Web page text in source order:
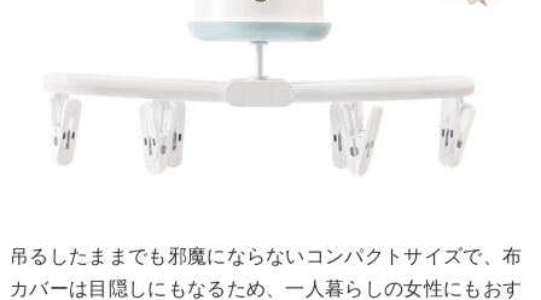
吊るしたままでも邪魔にならないコンパクトサイズで、布
カバーは目隠しにもなるため、一人暮らしの女性にもおす